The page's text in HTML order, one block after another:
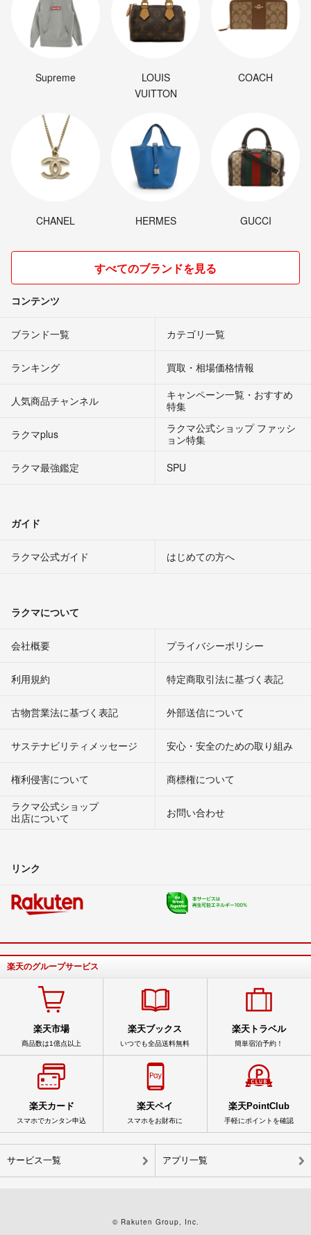
Supreme
LOUIS
VUITTON
COACH
CHANEL HERMES GUCCI
すべてのブランドを見る
コンテンツ
ブランド一覧 カテゴリ一覧
ランキング 買取・相場価格情報
人気商品チャンネル
キャンペーン一覧・おすすめ
特集
ラクマplus
ラクマ公式ショップ ファッシ
ョン特集
ラクマ最強鑑定
SPU
ガイド
ラクマ公式ガイド はじめての方へ
ラクマについて
会社概要 プライバシーポリシー
利用規約 特定商取引法に基づく表記
古物営業法に基づく表記 外部送信について
サステナビリティメッセージ 安心・安全のための取り組み
権利侵害について
商標権について
ラクマ公式ショップ
出店について
お問い合わせ
リンク
楽天のグループサービス
楽天市場
商品数は1億点以上
楽天ブックス
いつでも全品送料無料
楽天トラベル
簡単宿泊予約！
楽天カード
スマホでカンタン申込
楽天ペイ
スマホをお財布に
楽天PointClub
手軽にポイントを確認
サービス一覧 アプリ一覧
© Rakuten Group, Inc.